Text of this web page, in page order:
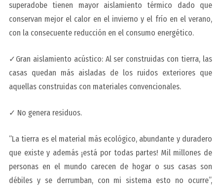
superadobe tienen mayor aislamiento térmico dado que
conservan mejor el calor en el invierno y el frío en el verano,
con la consecuente reducción en el consumo energético.
✓Gran aislamiento acústico: Al ser construidas con tierra, las
casas quedan más aisladas de los ruidos exteriores que
aquellas construidas con materiales convencionales.
✓ No genera residuos.
“La tierra es el material más ecológico, abundante y duradero
que existe y además ¡está por todas partes! Mil millones de
personas en el mundo carecen de hogar o sus casas son
débiles y se derrumban, con mi sistema esto no ocurre”,